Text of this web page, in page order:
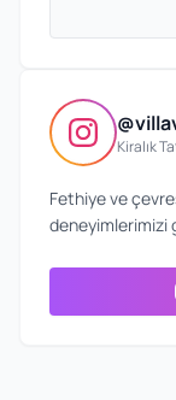
Kiralık
Fethiye ve
deneyimlerimizi